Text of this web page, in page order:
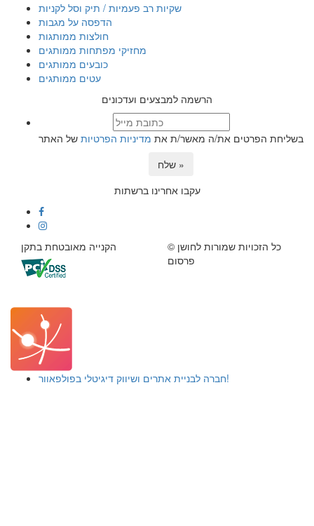
שקיות רב פעמיות / תיק וסל לקניות
הדפסה על מגבות
חולצות ממותגות
מחזיקי מפתחות ממותגים
כובעים ממותגים
עטים ממותגים
הרשמה למבצעים ועדכונים
בשליחת הפרטים את/ה מאשר/ת את מדיניות הפרטיות של האתר
שלח »
עקבו אחרינו ברשתות
© כל הזכויות שמורות לחושן
פרסום
הקנייה מאובטחת בתקן
חברה לבניית אתרים ושיווק דיגיטלי בפולפאוור!